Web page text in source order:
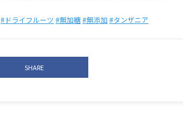
#ドライフルーツ #無加糖#無添加 #タンザニア
SHARE